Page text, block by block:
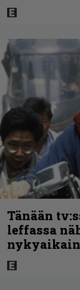
Tänään
leffassa